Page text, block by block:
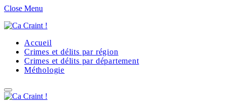
Close Menu
Accueil
Crimes et délits par région
Crimes et délits par département
Méthologie